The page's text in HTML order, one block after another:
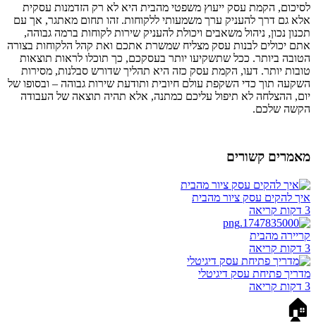
לסיכום, הקמת עסק ייעוץ משפטי מהבית היא לא רק הזדמנות עסקית
אלא גם דרך להעניק ערך משמעותי ללקוחות. זהו תחום מאתגר, אך עם
תכנון נכון, ניהול משאבים ויכולת להעניק שירות לקוחות ברמה גבוהה,
אתם יכולים לבנות עסק מצליח שמשרת אתכם ואת קהל הלקוחות בצורה
הטובה ביותר. ככל שתשקיעו יותר בעסקכם, כך תוכלו לראות תוצאות
טובות יותר. דעו, הקמת עסק כזה היא תהליך שדורש סבלנות, מסירות
השקעה תוך כדי השקפת עולם חיובית ותודעת שירות גבוהה – ובסופו של
יום, ההצלחה לא תיפול עליכם כמתנה, אלא תהיה תוצאה של העבודה
הקשה שלכם.
מאמרים קשורים
איך להקים עסק ציור מהבית
3 דקות קריאה
קריירה מהבית
3 דקות קריאה
מדריך פתיחת עסק דיגיטלי
3 דקות קריאה
🏠